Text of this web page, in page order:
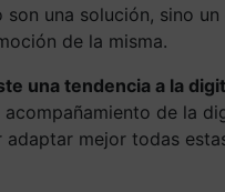
una solución, sino un
de la misma.
una tendencia a la
de la
mejor todas